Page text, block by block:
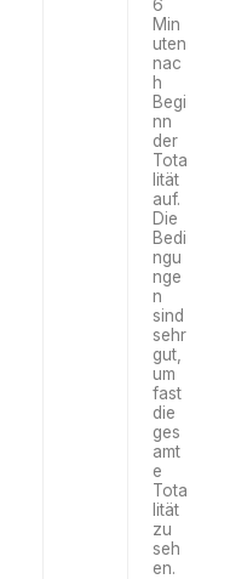
6
Min
uten
nac
h
Begi
nn
der
Tota
lität
auf.
Die
Bedi
ngu
nge
n
sind
sehr
gut,
um
fast
die
ges
amt
e
Tota
lität
zu
seh
en.